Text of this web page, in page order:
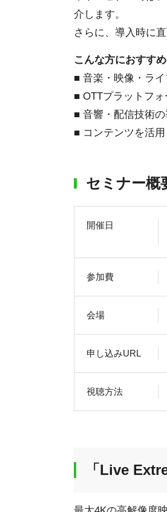
介します。
さらに、導入時に
こんな方におすす
■ 音楽・映像・ラ
■ OTTプラットフ
■ 音響・配信技術
■ コンテンツを活
セミナー概
開催日
参加費
会場
申し込みURL
視聴方法
「Live